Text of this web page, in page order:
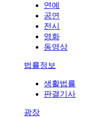
연예
공연
전시
영화
동영상
법률정보
생활법률
판결기사
광장